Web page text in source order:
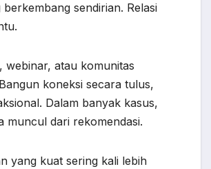
sendirian. Relasi
webinar, atau komunitas
koneksi secara tulus,
Dalam banyak kasus,
muncul dari rekomendasi.
yang kuat sering kali lebih